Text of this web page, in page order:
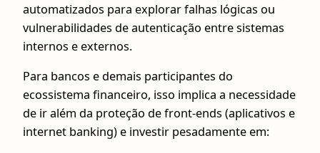
automatizados para explorar falhas lógicas ou
vulnerabilidades de autenticação entre sistemas
internos e externos.
Para bancos e demais participantes do
ecossistema financeiro, isso implica a necessidade
de ir além da proteção de front-ends (aplicativos e
internet banking) e investir pesadamente em: